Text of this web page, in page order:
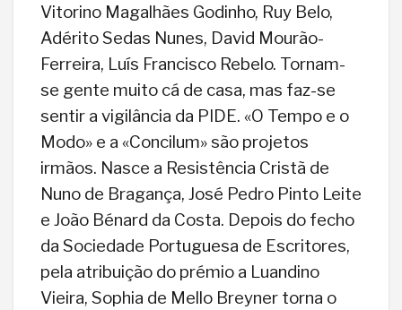
Vitorino Magalhães Godinho, Ruy Belo,
Adérito Sedas Nunes, David Mourão-
Ferreira, Luís Francisco Rebelo. Tornam-
se gente muito cá de casa, mas faz-se
sentir a vigilância da PIDE. «O Tempo e o
Modo» e a «Concilum» são projetos
irmãos. Nasce a Resistência Cristã de
Nuno de Bragança, José Pedro Pinto Leite
e João Bénard da Costa. Depois do fecho
da Sociedade Portuguesa de Escritores,
pela atribuição do prémio a Luandino
Vieira, Sophia de Mello Breyner torna o